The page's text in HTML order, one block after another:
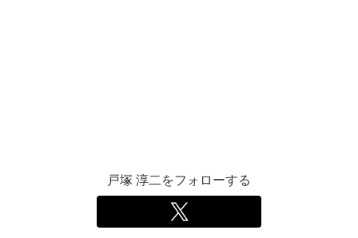
戸塚 淳二をフォローする